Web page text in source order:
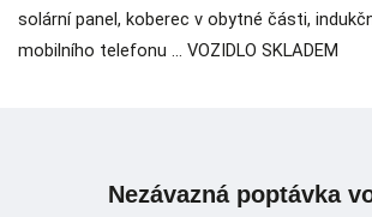
solární panel, koberec v obytné části,
mobilního telefonu ... VOZIDLO SKLADEM
Nezávazná poptávka